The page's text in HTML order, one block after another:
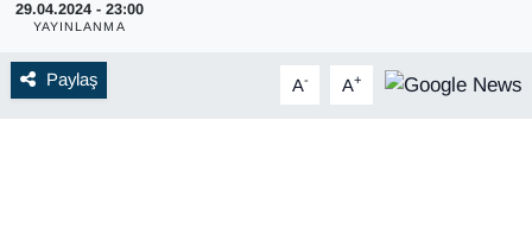
29.04.2024 - 23:00
YAYINLANMA
Paylaş A- A+